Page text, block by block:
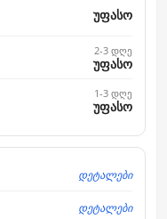
უფასო
2-3 დღე
უფასო
1-3 დღე
უფასო
დეტალები
დეტალები